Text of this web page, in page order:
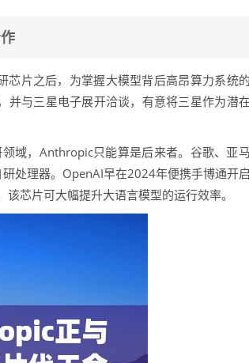
片之后，为掌握大模型背后高昂算力系统的
与三星电子展开洽谈，有意将三星作为潜在
域，Anthropic只能算是后来者。谷歌、亚马
处理器。OpenAI早在2024年便携手博通开启
芯片可大幅提升大语言模型的运行效率。